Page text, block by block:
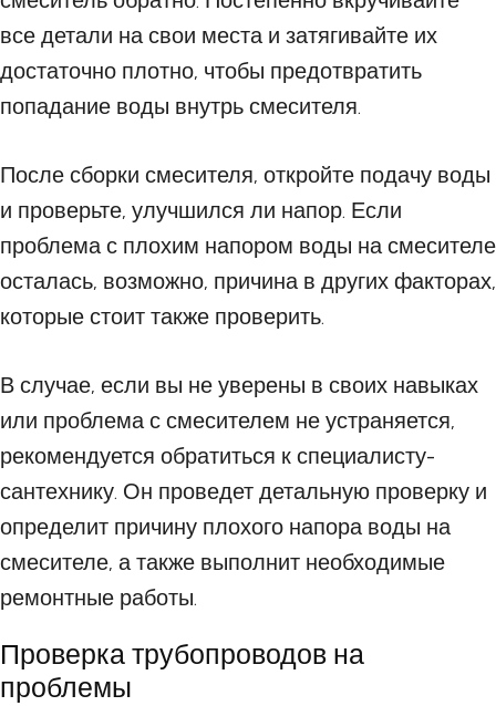
все детали на свои места и затягивайте их
достаточно плотно, чтобы предотвратить
попадание воды внутрь смесителя.
После сборки смесителя, откройте подачу воды
и проверьте, улучшился ли напор. Если
проблема с плохим напором воды на смесителе
осталась, возможно, причина в других факторах,
которые стоит также проверить.
В случае, если вы не уверены в своих навыках
или проблема с смесителем не устраняется,
рекомендуется обратиться к специалисту-
сантехнику. Он проведет детальную проверку и
определит причину плохого напора воды на
смесителе, а также выполнит необходимые
ремонтные работы.
Проверка трубопроводов на
проблемы